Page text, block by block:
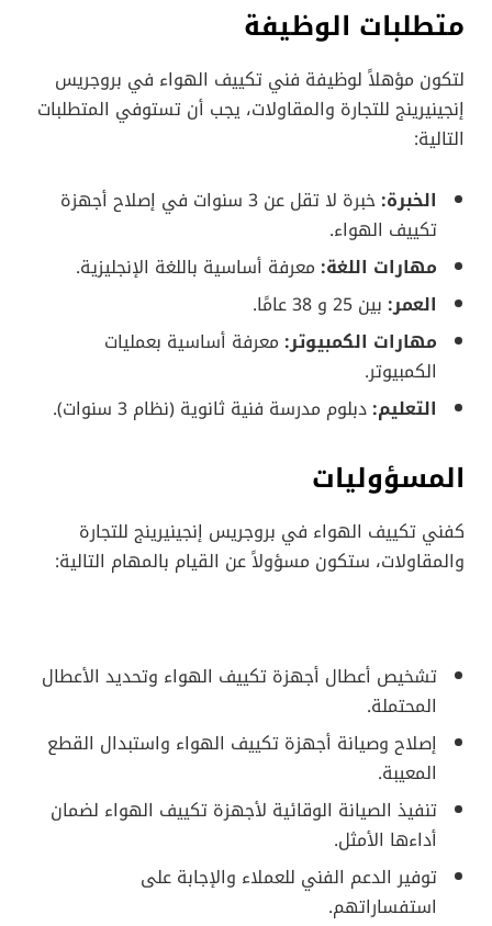
متطلبات الوظيفة
لتكون مؤهلاً لوظيفة فني تكييف الهواء في بروجريس
إنجينيرينج للتجارة والمقاولات، يجب أن تستوفي المتطلبات
التالية:
الخبرة:
خبرة لا تقل عن 3 سنوات في إصلاح أجهزة
تكييف الهواء.
مهارات اللغة: معرفة أساسية باللغة الإنجليزية.
العمر: بين 25 و 38 عامًا.
مهارات الكمبيوتر: معرفة أساسية بعمليات
الكمبيوتر.
التعليم: دبلوم مدرسة فنية ثانوية (نظام 3 سنوات).
المسؤوليات
كفني تكييف الهواء في بروجريس إنجينيرينج للتجارة
والمقاولات، ستكون مسؤولاً عن القيام بالمهام التالية:
تشخيص أعطال أجهزة تكييف الهواء وتحديد الأعطال
المحتملة.
إصلاح وصيانة أجهزة تكييف الهواء واستبدال القطع
المعيبة.
تنفيذ الصيانة الوقائية لأجهزة تكييف الهواء لضمان
أداءها الأمثل.
توفير الدعم الفني للعملاء والإجابة على
استفساراتهم.